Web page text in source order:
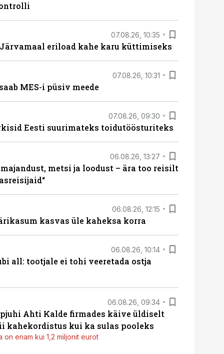
07.08.26, 10:35
eriload kahe karu küttimiseks
07.08.26, 10:31
MES-i püsiv meede
07.08.26, 09:30
Eesti suurimateks toidutöösturiteks
06.08.26, 13:27
metsi ja loodust – ära too reisilt
06.08.26, 12:15
kasvas üle kaheksa korra
06.08.26, 10:14
all: tootjale ei tohi veeretada ostja
06.08.26, 09:34
Ahti Kalde firmades käive üldiselt
kahekordistus kui ka sulas pooleks
on enam kui 1,2 miljonit eurot